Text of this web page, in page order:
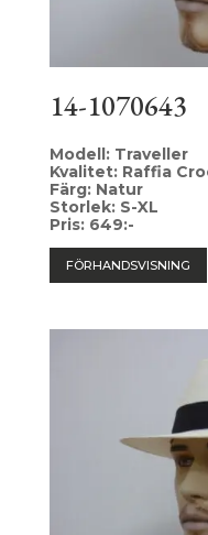
14-1070643
Modell: Traveller
Kvalitet: Raffia
Färg: Natur
Storlek: S-XL
Pris: 649:-
FÖRHANDSVISNING